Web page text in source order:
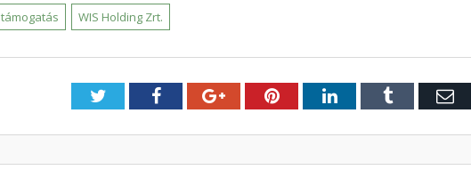
támogatás WIS Holding Zrt.
TwitterFacebookGoogle+PinterestLinkedInTumblr E-